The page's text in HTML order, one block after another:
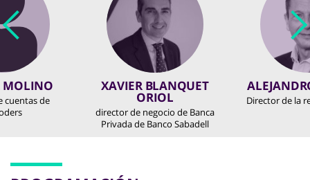
MOLINO
cuentas de
XAVIER BLANQUET
ORIOL
director de negocio de Banca
Privada de Banco Sabadell
Director de la